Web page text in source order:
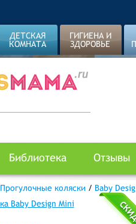
ДЕТСКАЯ
КОМНАТА
ГИГИЕНА И
ЗДОРОВЬЕ
Библиотека Отзывы
Прогулочные коляски / Baby